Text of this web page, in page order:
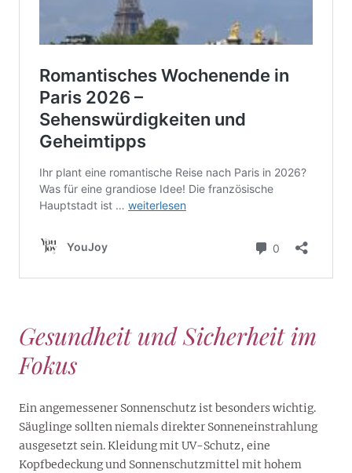
Gesundheit und Sicherheit im
Fokus
Ein angemessener Sonnenschutz ist besonders wichtig.
Säuglinge sollten niemals direkter Sonneneinstrahlung
ausgesetzt sein. Kleidung mit UV-Schutz, eine
Kopfbedeckung und Sonnenschutzmittel mit hohem